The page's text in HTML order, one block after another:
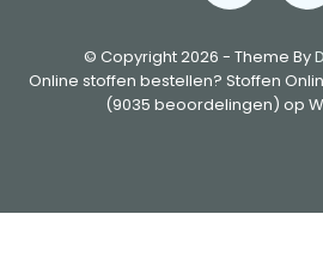
© Copyright 2026 - Theme By
Online stoffen bestellen? Stoffen
(9035 beoordelingen) op